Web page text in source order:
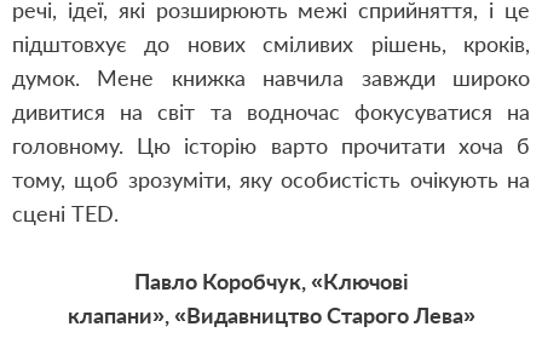
речі, ідеї, які розширюють межі сприйняття, і це
підштовхує до нових сміливих рішень, кроків,
думок. Мене книжка навчила завжди широко
дивитися на світ та водночас фокусуватися на
головному. Цю історію варто прочитати хоча б
тому, щоб зрозуміти, яку особистість очікують на
сцені TED.
Павло Коробчук, «Ключові
клапани»,«Видавництво Старого Лева»